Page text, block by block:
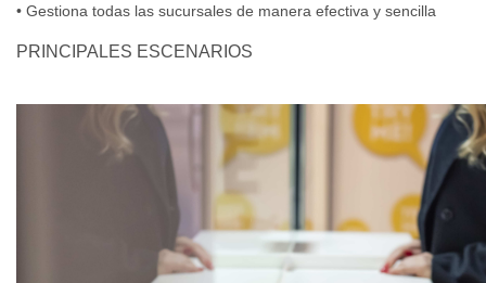
• Gestiona todas las sucursales de manera efectiva y sencilla
PRINCIPALES ESCENARIOS